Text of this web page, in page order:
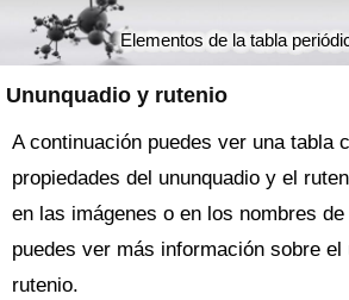
Ununquadio y rutenio
Elementos de la tabla
A continuación puedes ver una tabla
propiedades del ununquadio y el
en las imágenes o en los nombres
puedes ver más información sobre el
rutenio.